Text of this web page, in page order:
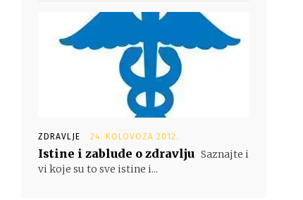
ZDRAVLJE 24. KOLOVOZA 2012.
Istine i zablude o zdravlju Saznajte i
vi koje su to sve istine i...